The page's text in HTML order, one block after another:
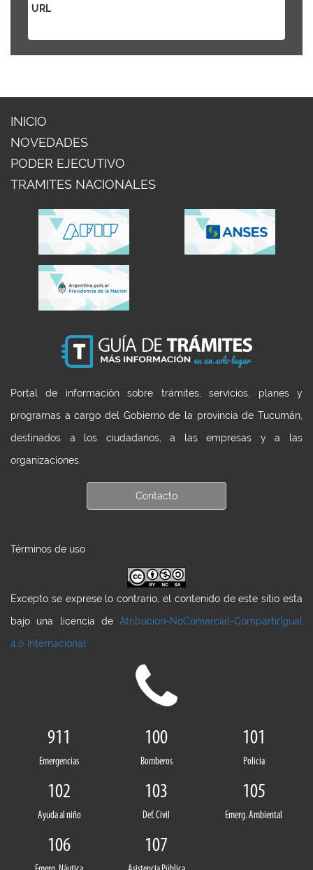
URL
INICIO
NOVEDADES
PODER EJECUTIVO
TRAMITES NACIONALES
Portal de información sobre trámites, servicios, planes y
programas a cargo del Gobierno de la provincia de Tucumán,
destinados a los ciudadanos, a las empresas y a las
organizaciones.
Contacto
Términos de uso
Excepto se exprese lo contrario, el contenido de este sitio esta
bajo una licencia de Atribución-NoComercial-CompartirIgual
4.0 Internacional
911
Emergencias
100
Bomberos
101
Policia
102
Ayuda al niño
103
Def. Civil
105
Emerg. Ambiental
106 107